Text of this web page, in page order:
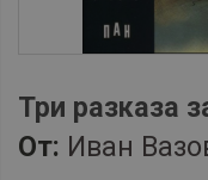
Три разказа
От: Иван